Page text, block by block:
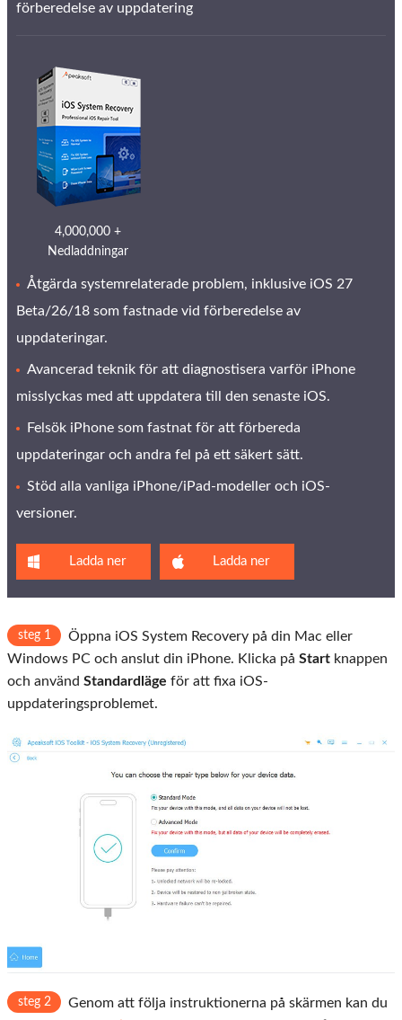
förberedelse av uppdatering
4,000,000 +
Nedladdningar
Åtgärda systemrelaterade problem, inklusive iOS 27
Beta/26/18 som fastnade vid förberedelse av
uppdateringar.
Avancerad teknik för att diagnostisera varför iPhone
misslyckas med att uppdatera till den senaste iOS.
Felsök iPhone som fastnat för att förbereda
uppdateringar och andra fel på ett säkert sätt.
Stöd alla vanliga iPhone/iPad-modeller och iOS-
versioner.
Ladda ner Ladda ner
steg 1
Öppna iOS System Recovery på din Mac eller
Windows PC och anslut din iPhone. Klicka på Start knappen
och använd Standardläge för att fixa iOS-
uppdateringsproblemet.
steg 2
Genom att följa instruktionerna på skärmen kan du